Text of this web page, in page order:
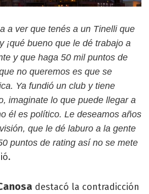
a ver que tenés a un Tinelli que
¡qué bueno que le dé trabajo a
y que haga 50 mil puntos de
no queremos es que se
Ya fundió un club y tiene
imaginate lo que puede llegar a
él es político. Le deseamos años
que le dé laburo a la gente
puntos de rating así no se mete
destacó la contradicción